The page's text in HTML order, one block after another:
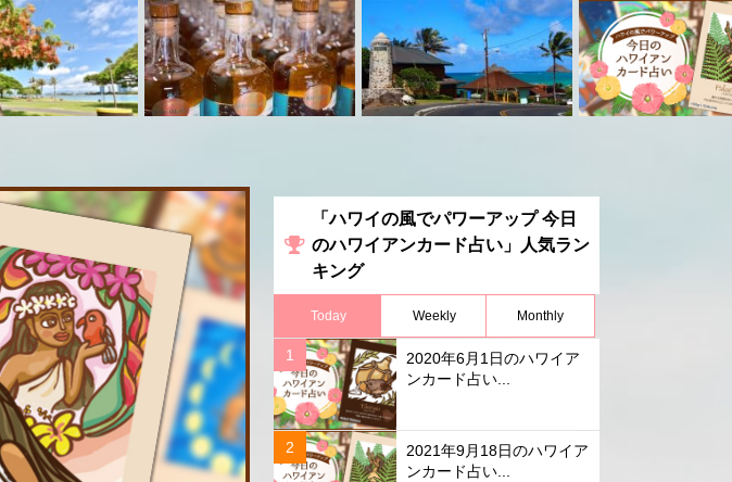
力
(例）
カ
フ
ェ
イ
「ハワイの風でパワーアップ 今日
のハワイアンカード占い」人気ラン
キング
Today Weekly Monthly
2020年6月1日のハワイア
ンカード占い...
2021年9月18日のハワイア
ンカード占い...